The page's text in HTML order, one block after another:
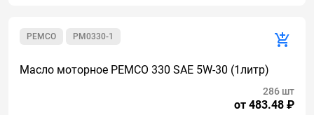
PM0330-1
PEMCO
Масло моторное PEMCO 330 SAE 5W-30 (1литр)
от 483.48 ₽
286 шт